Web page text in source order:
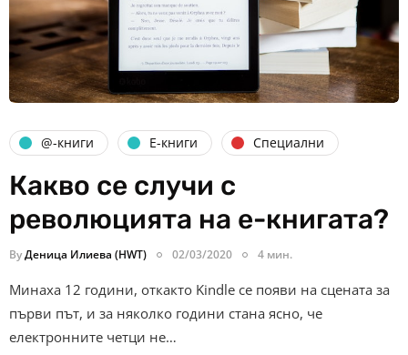
@-книги Е-книги Специални
Какво се случи с
революцията на е-книгата?
ByДеница Илиева (HWT) 02/03/2020 4 мин.
Минаха 12 години, откакто Kindle се появи на сцената за
първи път, и за няколко години стана ясно, че
електронните четци не…